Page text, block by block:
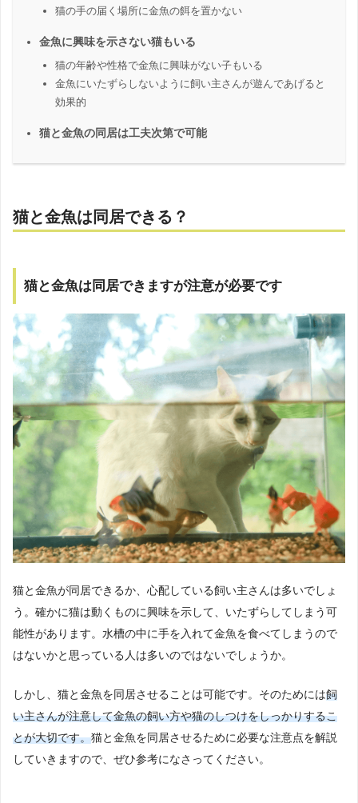
猫の手の届く場所に金魚の餌を置かない
金魚に興味を示さない猫もいる
猫の年齢や性格で金魚に興味がない子もいる
金魚にいたずらしないように飼い主さんが遊んであげると
効果的
猫と金魚の同居は工夫次第で可能
猫と金魚は同居できる？
猫と金魚は同居できますが注意が必要です
猫と金魚が同居できるか、心配している飼い主さんは多いでしょ
う。確かに猫は動くものに興味を示して、いたずらしてしまう可
能性があります。水槽の中に手を入れて金魚を食べてしまうので
はないかと思っている人は多いのではないでしょうか。
しかし、猫と金魚を同居させることは可能です。そのためには飼
い主さんが注意して金魚の飼い方や猫のしつけをしっかりするこ
とが大切です。猫と金魚を同居させるために必要な注意点を解説
していきますので、ぜひ参考になさってください。